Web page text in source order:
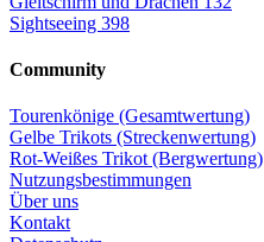
Sightseeing 398
Community
Tourenkönige (Gesamtwertung)
Gelbe Trikots (Streckenwertung)
Rot-Weißes Trikot (Bergwertung)
Nutzungsbestimmungen
Über uns
Kontakt